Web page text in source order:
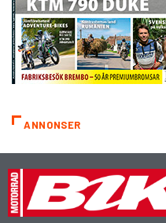
ANNONSER